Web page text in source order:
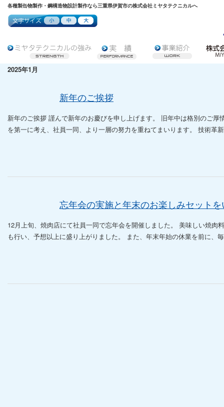
各種製缶物製作・鋼構造物設計製作なら三重県伊賀市の株式会社ミヤタテクニカルへ
2025年1月
新年のご挨拶
新年のご挨拶 謹んで新年のお慶びを申し上げます。 旧年中は格別のご
を第一に考え、社員一同、より一層の努力を重ねてまいります。 技術革
忘年会の実施と年末のお楽しみセット
12月上旬、焼肉店にて社員一同で忘年会を開催しました。 美味しい焼
も行い、予想以上に盛り上がりました。 また、年末年始の休業を前に、